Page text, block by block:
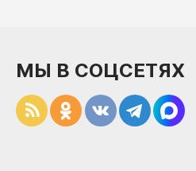
МЫ В СОЦСЕТЯХ